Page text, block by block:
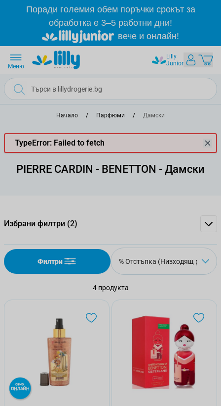
Прескачане към съдържанието
Поради големия обем поръчки срокът за
обработка е 3–5 работни дни!
вече и онлайн!
Lilly
Junior
Меню
Начало / Парфюми / Дамски
TypeError: Failed to fetch
PIERRE CARDIN - BENETTON - Дамски
Избрани филтри (2)
Филтри
4продукта